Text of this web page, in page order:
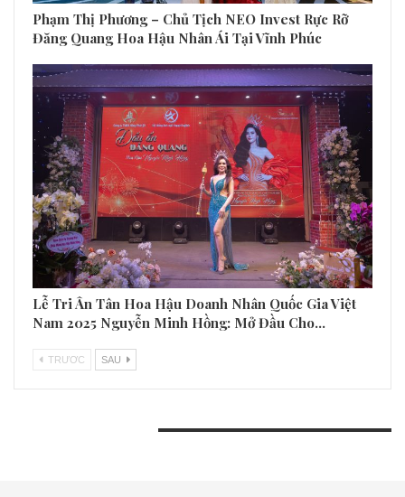
Phạm Thị Phương – Chủ Tịch NEO Invest Rực Rỡ
Đăng Quang Hoa Hậu Nhân Ái Tại Vĩnh Phúc
Lễ Tri Ân Tân Hoa Hậu Doanh Nhân Quốc Gia Việt
Nam 2025 Nguyễn Minh Hồng: Mở Đầu Cho…
TRƯƠC SAU